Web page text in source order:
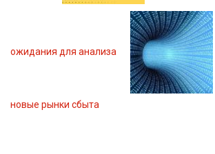
ожидания для анализа
новые рынки сбыта